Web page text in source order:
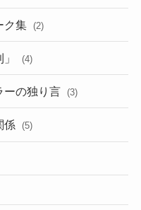
ク集 (2)
(4)
ーの独り言 (3)
係 (5)